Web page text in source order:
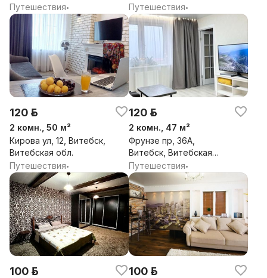
Витебская обл.
Путешествия•
Витебск, Витебская
обл.
Путешествия•
120 р.
2 комн., 50 м²
Кирова ул, 12, Витебск,
Витебская обл.
Путешествия•
120 р.
2 комн., 47 м²
Фрунзе пр, 36А,
Витебск, Витебская
обл.
Путешествия•
100 р. 100 р.